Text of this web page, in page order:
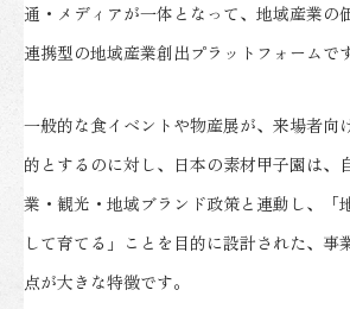
通・メディアが一体となって、地域産業の
連携型の地域産業創出プラットフォームです
一般的な食イベントや物産展が、来場者向
的とするのに対し、日本の素材甲子園は、
業・観光・地域ブランド政策と連動し、「
して育てる」ことを目的に設計された、事
点が大きな特徴です。